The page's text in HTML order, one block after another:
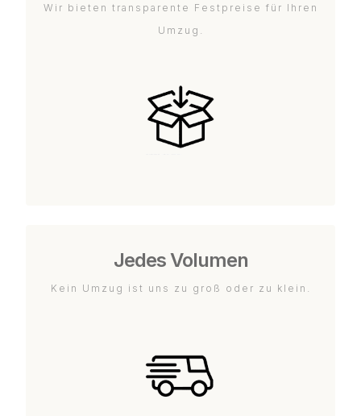
Wir bieten transparente Festpreise für Ihren
Umzug.
Jedes Volumen
Kein Umzug ist uns zu groß oder zu klein.